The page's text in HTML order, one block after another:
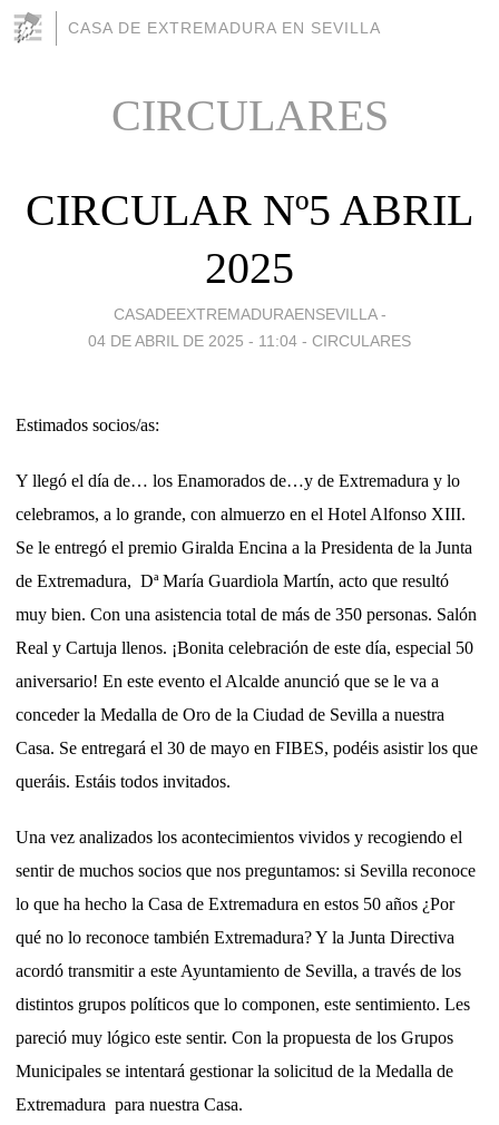
CASA DE EXTREMADURA EN SEVILLA
CIRCULARES
CIRCULAR Nº5 ABRIL
2025
CASADEEXTREMADURAENSEVILLA -
04 DE ABRIL DE 2025 - 11:04 - CIRCULARES
Estimados socios/as:
Y llegó el día de… los Enamorados de…y de Extremadura y lo
celebramos, a lo grande, con almuerzo en el Hotel Alfonso XIII.
Se le entregó el premio Giralda Encina a la Presidenta de la Junta
de Extremadura, Dª María Guardiola Martín, acto que resultó
muy bien. Con una asistencia total de más de 350 personas. Salón
Real y Cartuja llenos. ¡Bonita celebración de este día, especial 50
aniversario! En este evento el Alcalde anunció que se le va a
conceder la Medalla de Oro de la Ciudad de Sevilla a nuestra
Casa. Se entregará el 30 de mayo en FIBES, podéis asistir los que
queráis. Estáis todos invitados.
Una vez analizados los acontecimientos vividos y recogiendo el
sentir de muchos socios que nos preguntamos: si Sevilla reconoce
lo que ha hecho la Casa de Extremadura en estos 50 años ¿Por
qué no lo reconoce también Extremadura? Y la Junta Directiva
acordó transmitir a este Ayuntamiento de Sevilla, a través de los
distintos grupos políticos que lo componen, este sentimiento. Les
pareció muy lógico este sentir. Con la propuesta de los Grupos
Municipales se intentará gestionar la solicitud de la Medalla de
Extremadura para nuestra Casa.